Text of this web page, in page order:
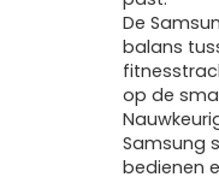
De
balans
op de
Samsung
bedienen